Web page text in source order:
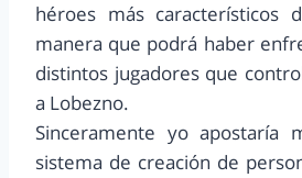
héroes más característicos
manera que podrá haber
distintos jugadores que
a Lobezno.
Sinceramente yo apostaría
sistema de creación de